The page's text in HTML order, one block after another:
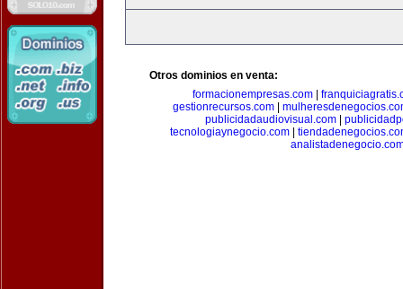
Otros dominios en venta:
formacionempresas.com|
gestionrecursos.com|
publicidadaudiovisual.com|
tecnologiaynegocio.com